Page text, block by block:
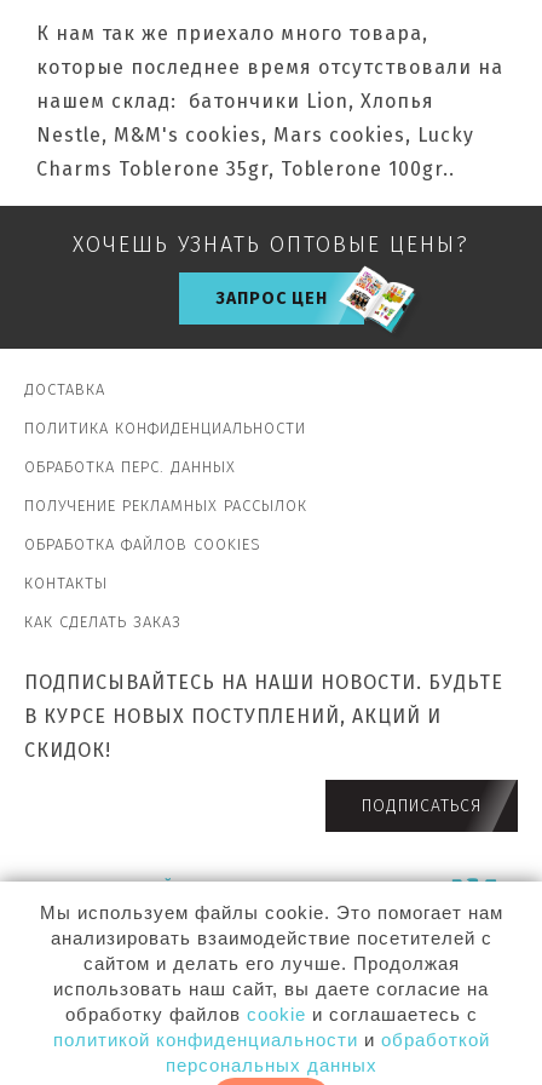
К нам так же приехало много товара,
которые последнее время отсутствовали на
нашем склад: батончики Lion, Хлопья
Nestle, M&M's cookies, Mars cookies, Lucky
Charms Toblerone 35gr, Toblerone 100gr..
ХОЧЕШЬ УЗНАТЬ ОПТОВЫЕ ЦЕНЫ?
ЗАПРОС ЦЕН
ДОСТАВКА
ПОЛИТИКА КОНФИДЕНЦИАЛЬНОСТИ
ОБРАБОТКА ПЕРС. ДАННЫХ
ПОЛУЧЕНИЕ РЕКЛАМНЫХ РАССЫЛОК
ОБРАБОТКА ФАЙЛОВ COOKIES
КОНТАКТЫ
КАК СДЕЛАТЬ ЗАКАЗ
ПОДПИСЫВАЙТЕСЬ НА НАШИ НОВОСТИ. БУДЬТЕ
В КУРСЕ НОВЫХ ПОСТУПЛЕНИЙ, АКЦИЙ И
СКИДОК!
ПОДПИСАТЬСЯ
ПРИСОЕДИНЯЙТЕСЬ К НАМ В СОЦ. СЕТЯХ!
©ООО «АЗИАНО» ВСЕ ПРАВА ЗАЩИЩЕНЫ. 2026.
Мы используем файлы cookie. Это помогает нам
анализировать взаимодействие посетителей с
сайтом и делать его лучше. Продолжая
использовать наш сайт, вы даете согласие на
обработку файлов cookie и соглашаетесь с
политикой конфиденциальности и обработкой
персональных данных